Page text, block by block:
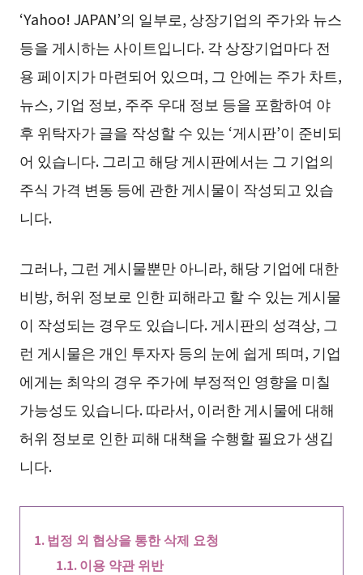
‘Yahoo! JAPAN’의 일부로, 상장기업의 주가와 뉴스
등을 게시하는 사이트입니다. 각 상장기업마다 전
용 페이지가 마련되어 있으며, 그 안에는 주가 차트,
뉴스, 기업 정보, 주주 우대 정보 등을 포함하여 야
후 위탁자가 글을 작성할 수 있는 ‘게시판’이 준비되
어 있습니다. 그리고 해당 게시판에서는 그 기업의
주식 가격 변동 등에 관한 게시물이 작성되고 있습
니다.
그러나, 그런 게시물뿐만 아니라, 해당 기업에 대한
비방, 허위 정보로 인한 피해라고 할 수 있는 게시물
이 작성되는 경우도 있습니다. 게시판의 성격상, 그
런 게시물은 개인 투자자 등의 눈에 쉽게 띄며, 기업
에게는 최악의 경우 주가에 부정적인 영향을 미칠
가능성도 있습니다. 따라서, 이러한 게시물에 대해
허위 정보로 인한 피해 대책을 수행할 필요가 생깁
니다.
법정 외 협상을 통한 삭제 요청
이용 약관 위반